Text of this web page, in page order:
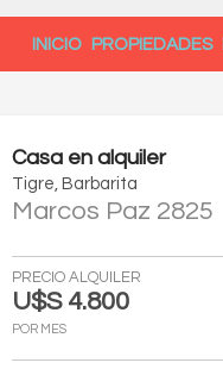
INICIO PROPIEDADES
Casa en alquiler
Tigre Barbarita
Marcos Paz 2825
PRECIO ALQUILER
U$S 4.800
POR MES